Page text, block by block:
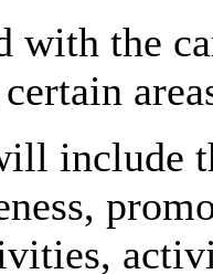
with the
include